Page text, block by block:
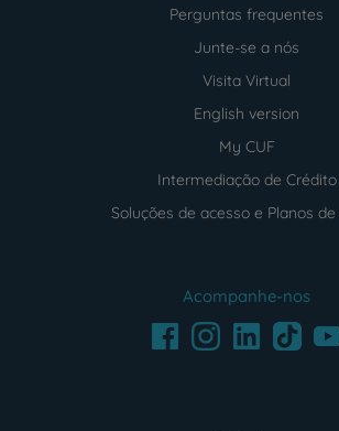
Perguntas frequentes
Junte-se a nós
Visita Virtual
English version
My CUF
Intermediação de Crédito
Soluções de acesso e Planos
Acompanhe-nos
FacebookInstagramLinkedInTikTok